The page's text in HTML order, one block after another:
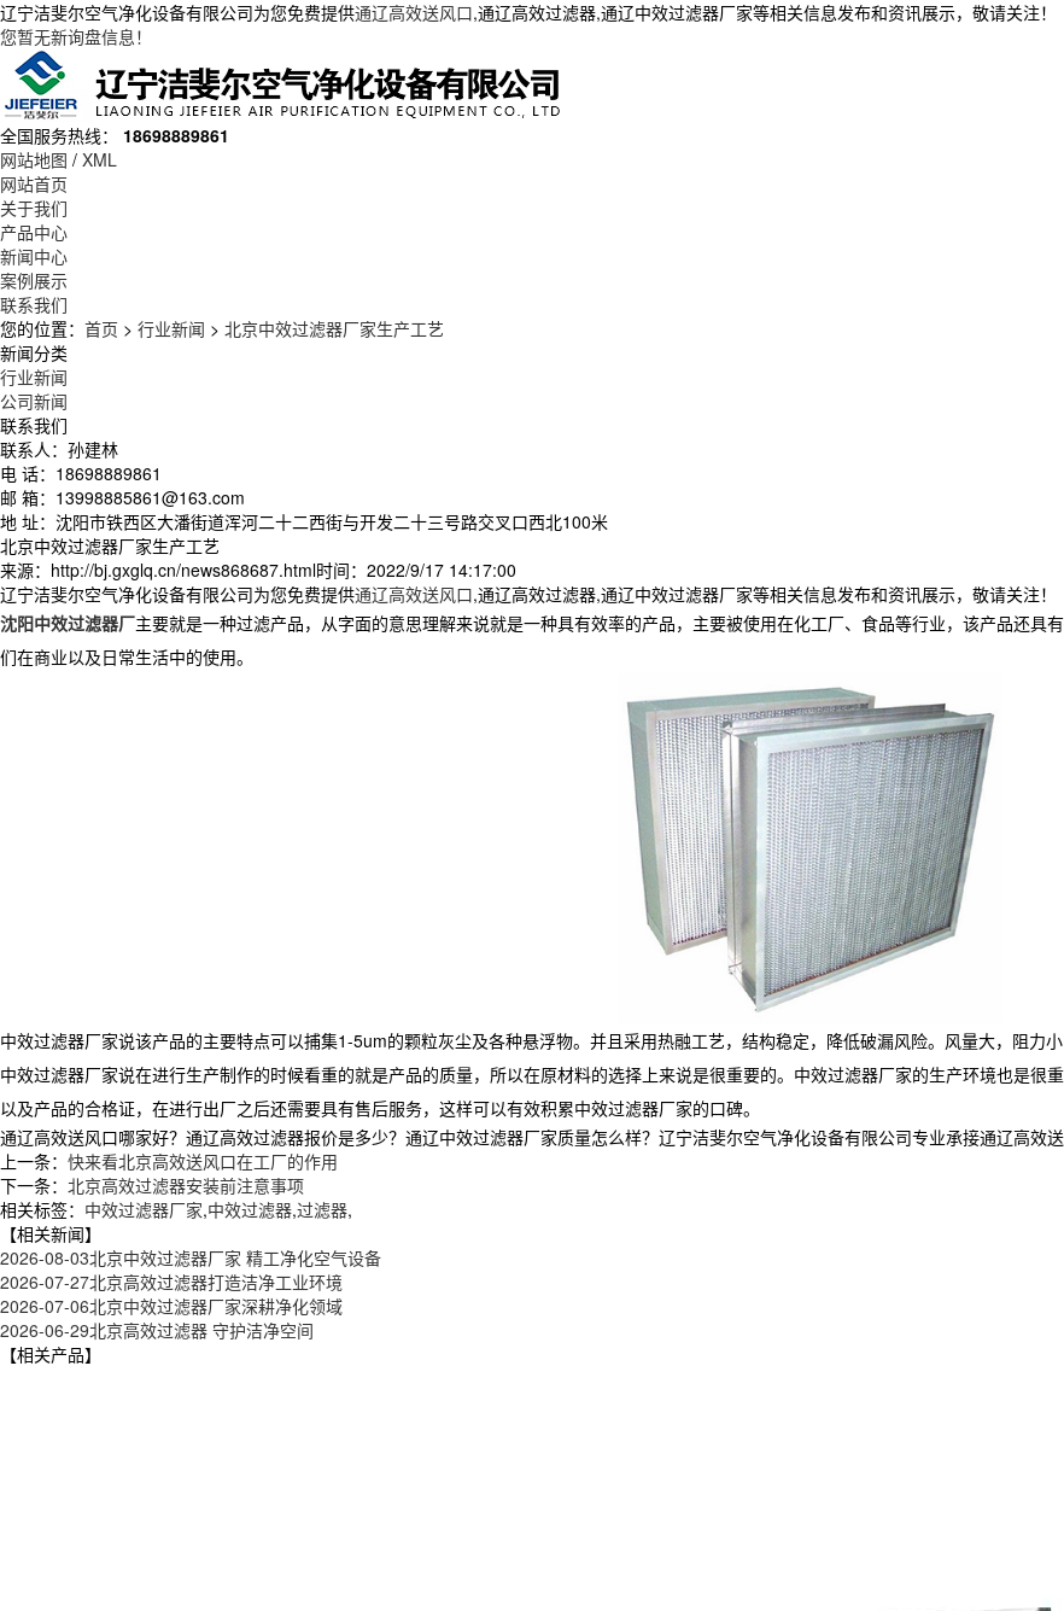
辽宁洁斐尔空气净化设备有限公司为您免费提供通辽高效送风口,通辽高效过滤器,通辽中效过滤器厂家等相关信息发布和资讯展示，敬请关注！
您暂无新询盘信息！
全国服务热线： 18698889861
网站地图 / XML
网站首页
关于我们
产品中心
新闻中心
案例展示
联系我们
您的位置： 首页 > 行业新闻 > 北京中效过滤器厂家生产工艺
新闻分类
行业新闻
公司新闻
联系我们
联系人：孙建林
电 话：18698889861
邮 箱：13998885861@163.com
地 址：沈阳市铁西区大潘街道浑河二十二西街与开发二十三号路交叉口西北100米
北京中效过滤器厂家生产工艺
来源：http://bj.gxglq.cn/news868687.html时间：2022/9/17 14:17:00
辽宁洁斐尔空气净化设备有限公司为您免费提供通辽高效送风口,通辽高效过滤器,通辽中效过滤器厂家等相关信息发布和资讯展示，敬请关注！
沈阳中效过滤器厂主要就是一种过滤产品，从字面的意思理解来说就是一种具有效率的产品，主要被使用在化工厂、食品等行业，该产品还
们在商业以及日常生活中的使用。
中效过滤器厂家说该产品的主要特点可以捕集1-5um的颗粒灰尘及各种悬浮物。并且采用热融工艺，结构稳定，降低破漏风险。风量大，阻力小
中效过滤器厂家说在进行生产制作的时候看重的就是产品的质量，所以在原材料的选择上来说是很重要的。中效过滤器厂家的生产环境也是
以及产品的合格证，在进行出厂之后还需要具有售后服务，这样可以有效积累中效过滤器厂家的口碑。
通辽高效送风口哪家好？通辽高效过滤器报价是多少？通辽中效过滤器厂家质量怎么样？辽宁洁斐尔空气净化设备有限公司专业承接通辽高效
上一条： 快来看北京高效送风口在工厂的作用
下一条： 北京高效过滤器安装前注意事项
相关标签： 中效过滤器厂家,中效过滤器,过滤器,
【相关新闻】
2026-08-03北京中效过滤器厂家 精工净化空气设备
2026-07-27北京高效过滤器打造洁净工业环境
2026-07-06北京中效过滤器厂家深耕净化领域
2026-06-29北京高效过滤器 守护洁净空间
【相关产品】